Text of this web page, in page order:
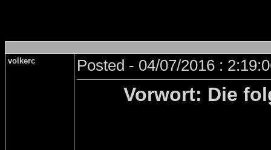
volkerc Posted - 04/07/2016 :
Vorwort: Die